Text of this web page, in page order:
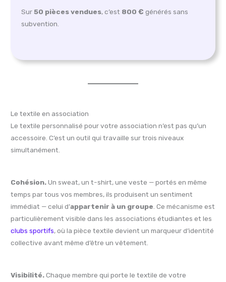
Sur50 pièces vendues, c’est 800 € générés sans
subvention.
Le textile en association
Le textile personnalisé pour votre association n’est pas qu’un
accessoire. C’est un outil qui travaille sur trois niveaux
simultanément.
Cohésion.Un sweat, un t-shirt, une veste — portés en même
temps par tous vos membres, ils produisent un sentiment
immédiat — celui d’appartenir à un groupe . Ce mécanisme est
particulièrement visible dans les associations étudiantes et les
clubs sportifs, où la pièce textile devient un marqueur d’identité
collective avant même d’être un vêtement.
Visibilité.Chaque membre qui porte le textile de votre